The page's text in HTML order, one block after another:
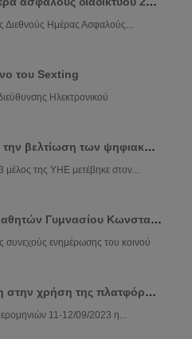
Διεθνούς Ημέρας Ασφαλούς...
του Sexting
Ηλεκτρονικού
Διάλεξη για την βελτίωση των ψηφιακών δεξιοτήτων των μελών του ΣΠΑΒΟ
της ΥΗΕ μετέβηκε στον...
Φιλοξενία μαθητών Γυμνασίου Κωνσταντινουπόλεως
συνεχούς ενημέρωσης του κοινού
Εκπαίδευση στην χρήση της πλατφόρμας SIRIUS
11-12/09/2023 η...